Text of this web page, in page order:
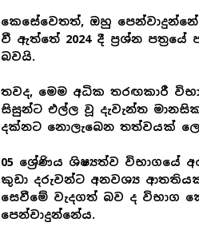
කෙසේවෙතත්, ඔහු
වී ඇත්තේ 2024 දී ප්‍රශ්න
බවයි.
තවද, මෙම අධික තරඟකාරී
සිසුන්ට එල්ල වූ දැවැන්ත
දක්නට නොලැබෙන තත්වයක්
05 ශ්‍රේණිය ශිෂ්‍යත්ව විභාගයේ
කුඩා දරුවන්ට අනවශ්‍ය
සෙවීමේ වැදගත් බව ද විභාග
පෙන්වාදුන්නේය.